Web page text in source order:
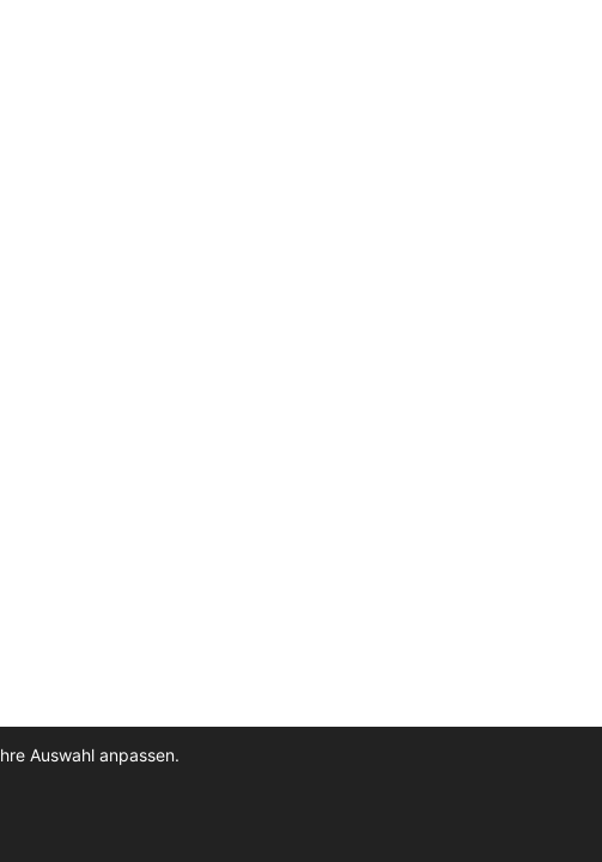
Auswahl anpassen.